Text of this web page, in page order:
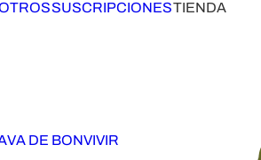
SUSCRIPCIONESTIENDA
DE BONVIVIR